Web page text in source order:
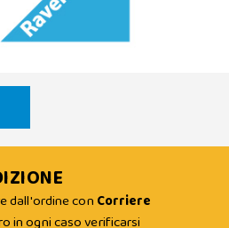
dall'ordine con Corriere
in ogni caso verificarsi